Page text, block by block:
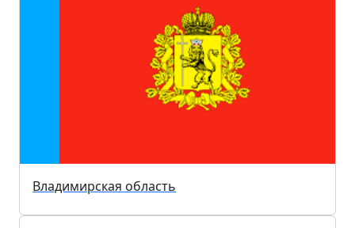
Владимирская область